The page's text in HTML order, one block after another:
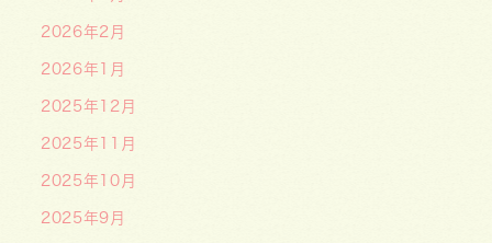
2026年2月
2026年1月
2025年12月
2025年11月
2025年10月
2025年9月